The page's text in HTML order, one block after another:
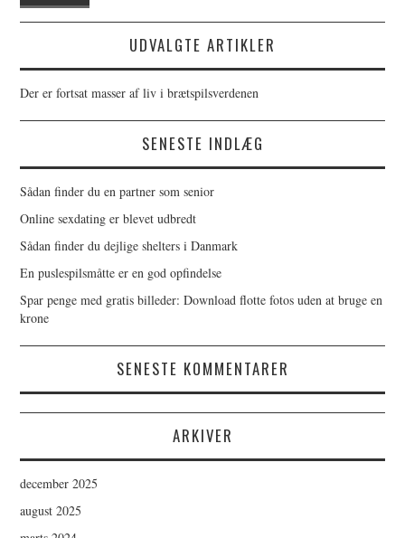
UDVALGTE ARTIKLER
Der er fortsat masser af liv i brætspilsverdenen
SENESTE INDLÆG
Sådan finder du en partner som senior
Online sexdating er blevet udbredt
Sådan finder du dejlige shelters i Danmark
En puslespilsmåtte er en god opfindelse
Spar penge med gratis billeder: Download flotte fotos uden at bruge en
krone
SENESTE KOMMENTARER
ARKIVER
december 2025
august 2025